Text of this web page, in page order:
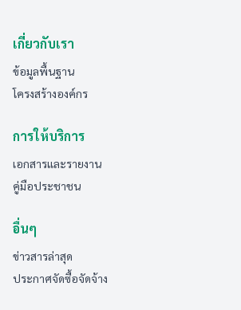
เกี่ยวกับเรา
ข้อมูลพื้นฐาน
โครงสร้างองค์กร
การให้บริการ
เอกสารและรายงาน
คู่มือประชาชน
อื่นๆ
ข่าวสารล่าสุด
ประกาศจัดซื้อจัดจ้าง